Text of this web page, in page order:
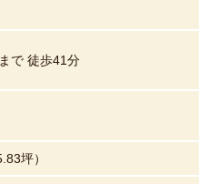
徒歩41分
坪）